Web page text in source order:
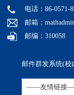
电话：86-0571-
邮箱：
邮编：310058
邮件群发系统(校